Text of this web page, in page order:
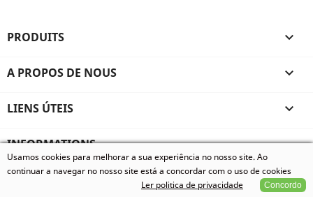
PRODUITS 
A PROPOS DE NOUS 
LIENS ÚTEIS 
INFORMATIONS
© 2026 - Vivum - Especializados em Animais Exóticos, todos
Usamos cookies para melhorar a sua experiência no nosso site. Ao
continuar a navegar no nosso site está a concordar com o uso de cookies
Ler politica de privacidade
Concordo